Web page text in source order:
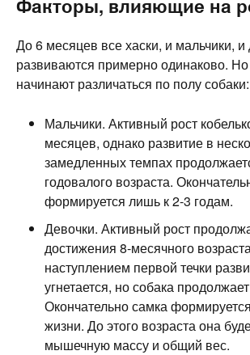
Факторы, влияющие на
До 6 месяцев все хаски, и мальчики, и
развиваются примерно одинаково. Но
начинают различаться по полу собаки:
Мальчики. Активный рост
месяцев, однако развитие в
замедленных темпах
годовалого возраста.
формируется лишь к 2-3 годам.
Девочки. Активный рост
достижения 8-месячного
наступлением первой течки
угнетается, но собака
Окончательно самка
жизни. До этого возраста она
мышечную массу и общий вес.